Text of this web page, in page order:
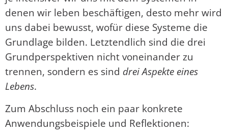
denen wir leben beschäftigen, desto mehr wird
uns dabei bewusst, wofür diese Systeme die
Grundlage bilden. Letztendlich sind die drei
Grundperspektiven nicht voneinander zu
trennen, sondern es sind drei Aspekte eines
Lebens.
Zum Abschluss noch ein paar konkrete
Anwendungsbeispiele und Reflektionen: